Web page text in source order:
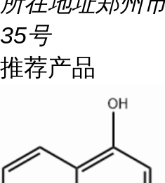
35号
推荐产品